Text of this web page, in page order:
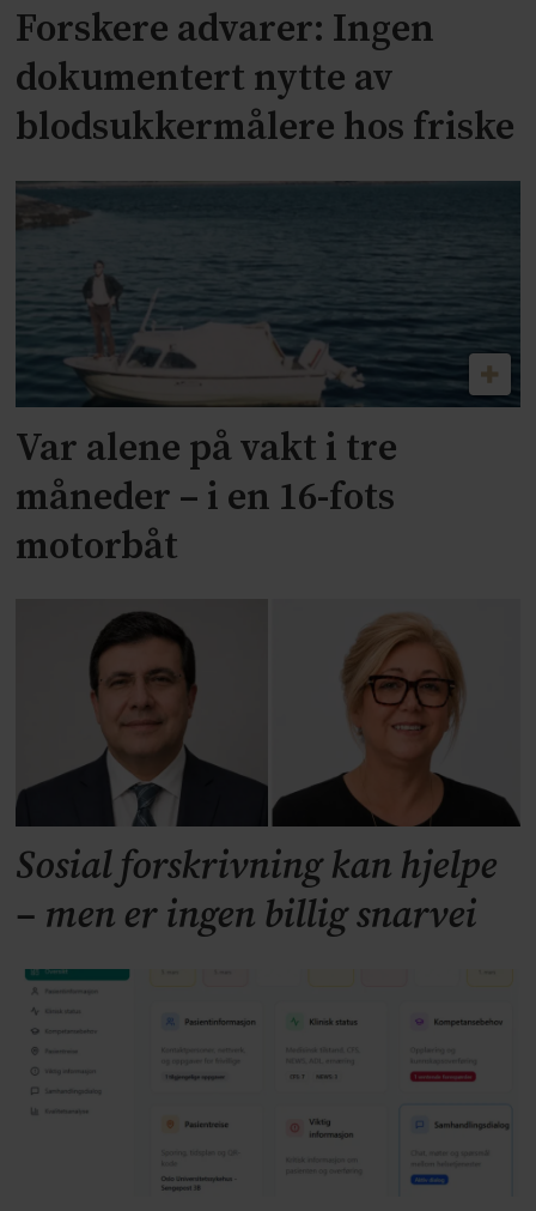
Forskere advarer: Ingen
dokumentert nytte av
blodsukkermålere hos friske
Var alene på vakt i tre
måneder – i en 16-fots
motorbåt
Sosial forskrivning kan hjelpe
– men er ingen billig snarvei